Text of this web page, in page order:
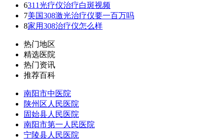
6311光疗仪治疗白斑视频
7美国308激光治疗仪要一百万吗
8家用308治疗仪怎么样
热门地区
精选医院
热门资讯
推荐百科
南阳市中医院
陕州区人民医院
固始县人民医院
南阳市第一人民医院
宁陵县人民医院